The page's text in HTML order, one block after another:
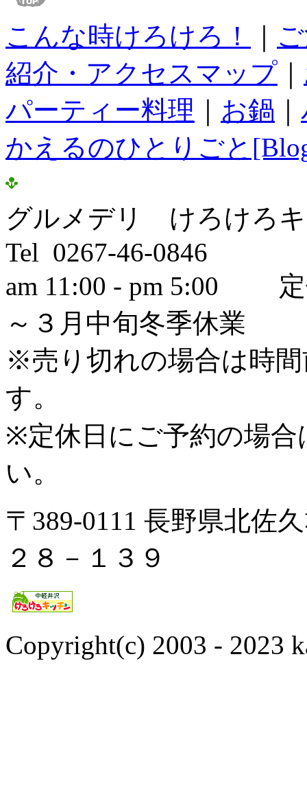
こんな時けろけろ！
紹介・アクセスマップ
パーティー料理
お鍋
かえるのひとりごと
グルメデリ けろけろ
Tel 0267-46-0846
am 11:00 - pm 5:00
～３月中旬冬季休業
※売り切れの場合は時
す。
※定休日にご予約の場合
い。
〒389-0111 長野県北佐
２８－１３９
Copyright(c) 2003 - 2023